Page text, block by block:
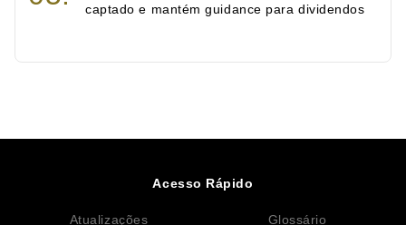
captado e mantém guidance para dividendos
Acesso Rápido
Atualizações
Glossário